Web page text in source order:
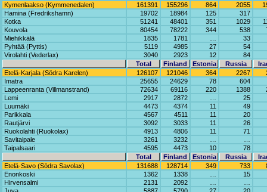
Kymenlaakso (Kymmenedalen)
161391 155296 864 2055
Hamina (Fredrikshamn)
19702 18984 125 317
Kotka
51241 48401 351 1029
Kouvola
80454 78222 344 538
Miehikkälä
1835 1781 33
Pyhtää (Pyttis)
5119 4985 27 54
Virolahti (Vederlax)
3040 2923 12 84
Total
Finland Estonia Russia
Etelä-Karjala (Södra Karelen)
126107 121046 364 2267
Imatra
25655 24629 78 604
Lappeenranta (Villmanstrand)
72634 69116 220 1388
Lemi
2917 2872 25
Luumäki
4473 4374 11 49
Parikkala
4567 4511 11 20
Rautjärvi
3092 3033 11 26
Ruokolahti (Ruokolax)
4913 4806 11 71
Savitaipale
3261 3232
Taipalsaari
4595 4473 10 78
Total
Finland Estonia Russia
Etelä-Savo (Södra Savolax)
131688 128714 349 733
Enonkoski
1362 1338 15
Hirvensalmi
2131 2092